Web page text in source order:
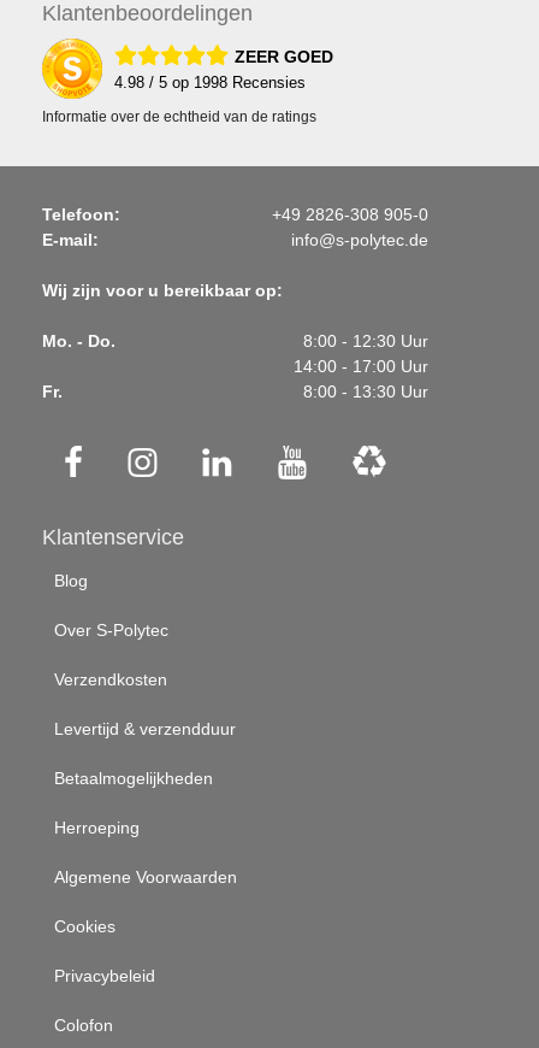
Klantenbeoordelingen
ZEER GOED
4.98 / 5 op 1998 Recensies
Informatie over de echtheid van de ratings
Telefoon:
+49 2826-308 905-0
E-mail:
info@s-polytec.de
Wij zijn voor u bereikbaar op:
Mo. - Do.
8:00 - 12:30 Uur
14:00 - 17:00 Uur
Fr.
8:00 - 13:30 Uur
Klantenservice
Blog
Over S-Polytec
Verzendkosten
Levertijd & verzendduur
Betaalmogelijkheden
Herroeping
Algemene Voorwaarden
Cookies
Privacybeleid
Colofon